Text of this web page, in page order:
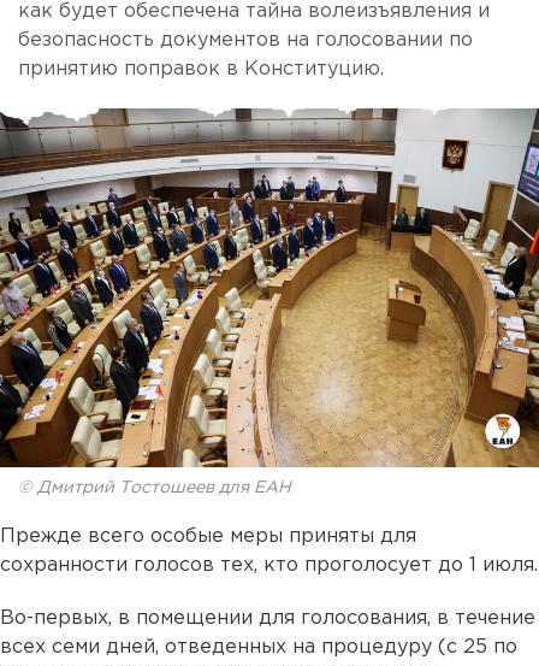
как будет обеспечена тайна волеизъявления и
безопасность документов на голосовании по
принятию поправок в Конституцию.
© Дмитрий Тостошеев для ЕАН
Прежде всего особые меры приняты для
сохранности голосов тех, кто проголосует до 1 июля.
Во-первых, в помещении для голосования, в течение
всех семи дней, отведенных на процедуру (с 25 по